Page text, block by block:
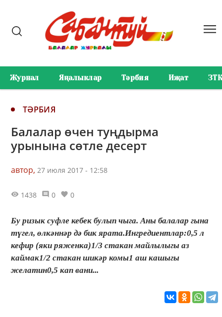
Журнал Яңалыклар Тәрбия Иҗат ЗТК
ТӘРБИЯ
Балалар өчен туңдырма
урынына сөтле десерт
автор, 27 июля 2017 - 12:58
1438 0 0
Бу ризык суфле кебек булып чыга. Аны балалар гына
түгел, өлкәннәр дә бик ярата.Ингредиентлар:0,5 л
кефир (яки ряженка)1/3 стакан майлылыгы аз
каймак1/2 стакан шикәр комы1 аш кашыгы
желатин0,5 кап вани...